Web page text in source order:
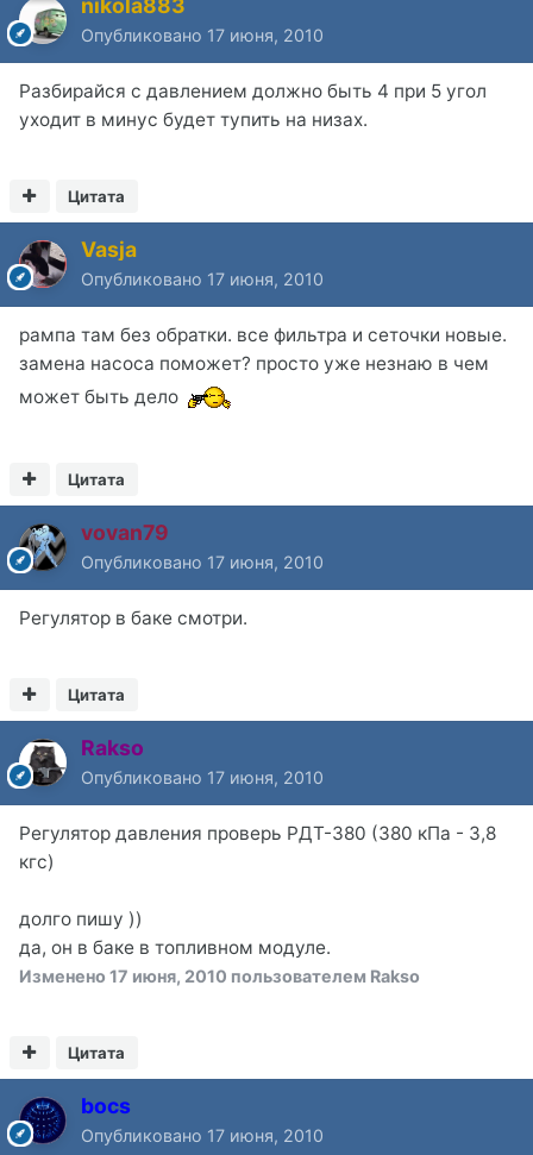
Опубликовано 17 июня, 2010
Разбирайся с давлением должно быть 4 при 5 угол
уходит в минус будет тупить на низах.
Цитата
Vasja
Опубликовано 17 июня, 2010
рампа там без обратки. все фильтра и сеточки новые.
замена насоса поможет? просто уже незнаю в чем
может быть дело
Цитата
vovan79
Опубликовано 17 июня, 2010
Регулятор в баке смотри.
Цитата
Rakso
Опубликовано 17 июня, 2010
Регулятор давления проверь РДТ-380 (380 кПа - 3,8
кгс)
долго пишу ))
да, он в баке в топливном модуле.
Изменено 17 июня, 2010 пользователем Rakso
Цитата
bocs
Опубликовано 17 июня, 2010